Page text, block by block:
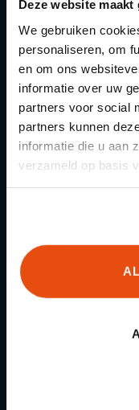
Deze website
We gebruiken
personaliseren, om
en om ons
informatie over uw
partners voor social
partners kunnen
informatie die u aan
verzameld op basis
Kennis
We
Schietsport
Gear
Outdoor en